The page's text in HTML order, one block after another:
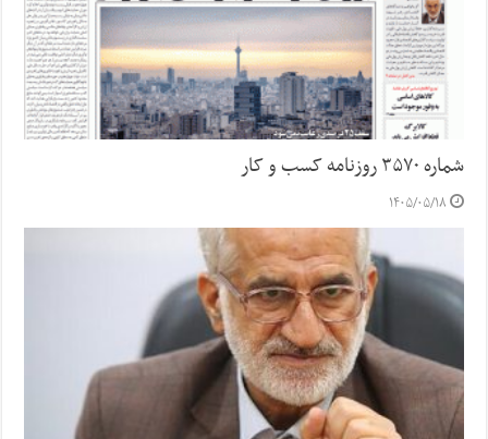
شماره ۳۵۷۰ روزنامه کسب و کار
۱۴۰۵/۰۵/۱۸